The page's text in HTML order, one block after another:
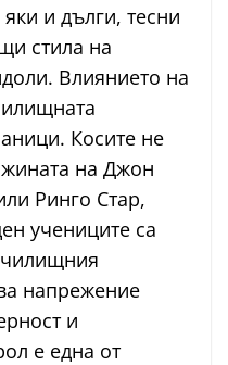
и дълги, тесни
стила на
Влиянието на
Косите не
на Джон
Ринго Стар,
учениците са
напрежение
и
е една от